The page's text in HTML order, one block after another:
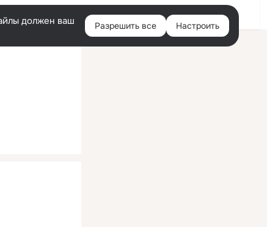
Войти
должен ваш
Разрешить все Настроить